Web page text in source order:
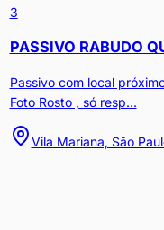
3
PASSIVO RABUDO
Passivo com local
Foto Rosto , só resp...
Vila Mariana, São